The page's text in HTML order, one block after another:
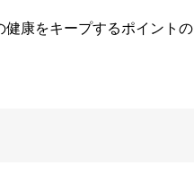
康をキープするポイントの